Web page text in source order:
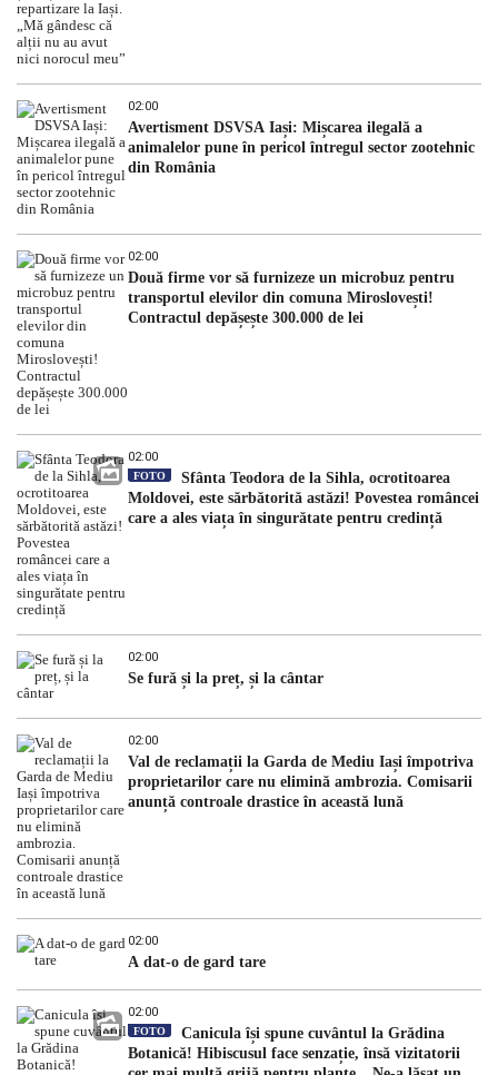
02:00
Avertisment DSVSA Iași: Mișcarea ilegală a
animalelor pune în pericol întregul sector zootehnic
din România
02:00
Două firme vor să furnizeze un microbuz pentru
transportul elevilor din comuna Miroslovești!
Contractul depășește 300.000 de lei
02:00
FOTO
Sfânta Teodora de la Sihla, ocrotitoarea
Moldovei, este sărbătorită astăzi! Povestea româncei
care a ales viața în singurătate pentru credință
02:00
Se fură și la preț, și la cântar
02:00
Val de reclamații la Garda de Mediu Iași împotriva
proprietarilor care nu elimină ambrozia. Comisarii
anunță controale drastice în această lună
02:00
A dat-o de gard tare
02:00
FOTO
Canicula își spune cuvântul la Grădina
Botanică! Hibiscusul face senzație, însă vizitatorii